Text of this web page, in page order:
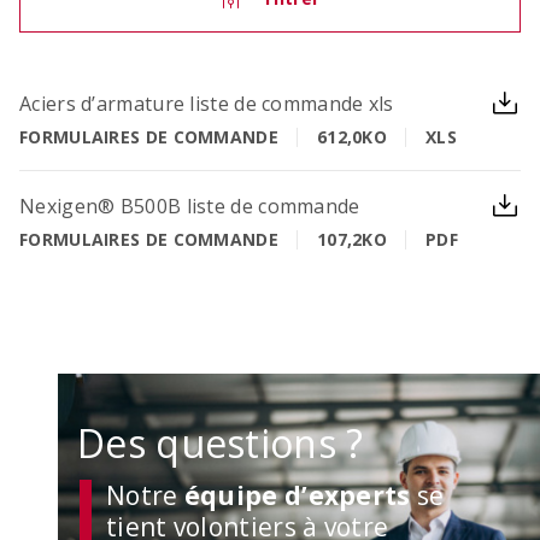
OCIMA – calcul de la durée de vie
Vérifier la durée de vie cible des ouvrages en
béton armé lors de la phase d’étude
ACILIST
Etablir de manière simple et rapide des listes de
Aciers d’armature liste de commande xls
FORMULAIRES DE COMMANDE 612,0KO XLS
Nexigen® B500B liste de commande
FORMULAIRES DE COMMANDE 107,2KO PDF
Des questions ?
Notreéquipe d’expertsse
tient volontiers à votre